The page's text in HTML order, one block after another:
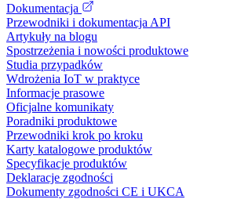
Dokumentacja
Przewodniki i dokumentacja API
Artykuły na blogu
Spostrzeżenia i nowości produktowe
Studia przypadków
Wdrożenia IoT w praktyce
Informacje prasowe
Oficjalne komunikaty
Poradniki produktowe
Przewodniki krok po kroku
Karty katalogowe produktów
Specyfikacje produktów
Deklaracje zgodności
Dokumenty zgodności CE i UKCA